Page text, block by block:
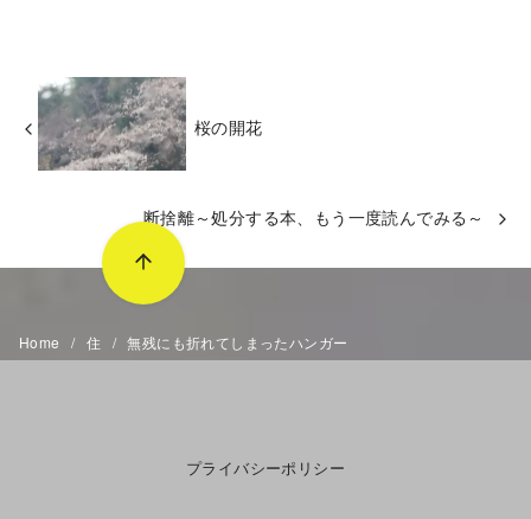
桜の開花
断捨離～処分する本、もう一度読んでみる～
Home 住 無残にも折れてしまったハンガー
プライバシーポリシー